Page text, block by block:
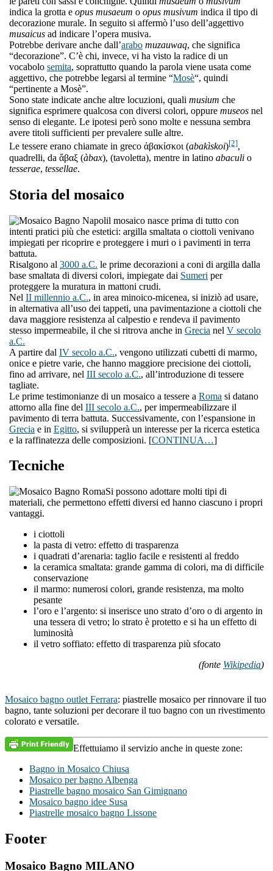
indica la grotta e opus musaeum o opus musivum indica il tipo di
decorazione murale. In seguito si affermò l’uso dell’aggettivo
musaicus ad indicare l’opera musiva.
Potrebbe derivare anche dall’arabo muzauwaq, che significa
“decorazione”. C’è chi, invece, vi ha visto la radice di un
vocabolo semita, soprattutto quando la parola viene usata come
aggettivo, che potrebbe legarsi al termine “Mosè“, quindi
“pertinente a Mosè”.
Sono state indicate anche altre locuzioni, quali musium che
significa esprimere qualcosa con diversi colori, oppure museos nel
senso di elegante. Le ipotesi però sono molte e nessuna sembra
avere titoli sufficienti per prevalere sulle altre.
Le tessere erano chiamate in greco ἀβακίσκοι (abakìskoi)[2],
quadrelli, da ἄβαξ (àbax), (tavoletta), mentre in latino abaculi o
tesserae, tessellae.
Storia del mosaico
l mosaico nasce prima di tutto con
intenti pratici più che estetici: argilla smaltata o ciottoli venivano
impiegati per ricoprire e proteggere i muri o i pavimenti in terra
battuta.
Risalgono al 3000 a.C. le prime decorazioni a coni di argilla dalla
base smaltata di diversi colori, impiegate dai Sumeri per
proteggere la muratura in mattoni crudi.
Nel II millennio a.C., in area minoico-micenea, si iniziò ad usare,
in alternativa all’uso dei tappeti, una pavimentazione a ciottoli che
dava maggiore resistenza al calpestio e rendeva il pavimento
stesso impermeabile, il che si ritrova anche in Grecia nel V secolo
a.C.
A partire dal IV secolo a.C., vengono utilizzati cubetti di marmo,
onice e pietre varie, che hanno maggiore precisione dei ciottoli,
fino ad arrivare, nel III secolo a.C., all’introduzione di tessere
tagliate.
Le prime testimonianze di un mosaico a tessere a Roma si datano
attorno alla fine del III secolo a.C., per impermeabilizzare il
pavimento di terra battuta. Successivamente, con l’espansione in
Grecia e in Egitto, si svilupperà un interesse per la ricerca estetica
e la raffinatezza delle composizioni. [CONTINUA…]
Tecniche
Si possono adottare molti tipi di
materiali, che permettono effetti diversi ed hanno ciascuno i propri
vantaggi.
i ciottoli
la pasta di vetro: effetto di trasparenza
i quadrati d’arenaria: taglio facile e resistenti al freddo
la ceramica smaltata: grande gamma di colori, ma di difficile
conservazione
il marmo: numerosi colori, grande resistenza, ma molto
pesante
l’oro e l’argento: si inserisce uno strato d’oro o di argento in
una tessera di vetro; lo strato è protetto e si ha un effetto di
luminosità
il vetro soffiato: effetto di trasparenza più sfocato
(fonte Wikipedia)
Mosaico bagno outlet Ferrara: piastrelle mosaico per rinnovare il tuo
bagno, tante soluzioni per decorare il tuo bagno con un rivestimento
colorato e versatile.
Effettuiamo il servizio anche in queste zone:
Bagno in Mosaico Chiusa
Mosaico per bagno Albenga
Piastrelle bagno mosaico San Gimignano
Mosaico bagno idee Susa
Piastrelle mosaico bagno Lissone
Footer
Mosaico Bagno MILANO